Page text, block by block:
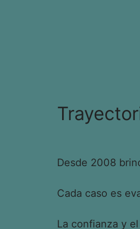
Desde 2008
Cada caso es
La confianza y